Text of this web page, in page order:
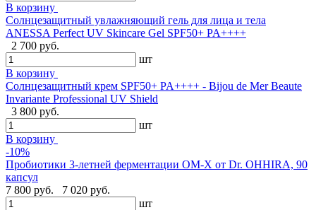
В корзину
Солнцезащитный увлажняющий гель для лица и тела
ANESSA Perfect UV Skincare Gel SPF50+ PA++++
2 700 руб.
шт
В корзину
Cолнцезащитный крем SPF50+ PA++++ - Bijou de Mer Beaute
Invariante Professional UV Shield
3 800 руб.
шт
В корзину
-10%
Пробиотики 3-летней ферментации OM-X от Dr. OHHIRA, 90
капсул
7 800 руб.
7 020 руб.
шт